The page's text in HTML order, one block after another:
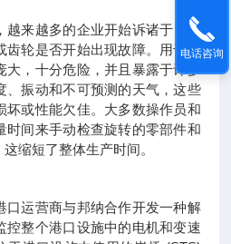
越来越多的企业开始诉诸于自动
齿轮是否开始出现故障。用于移
大，十分危险，并且暴露于许多
、振动和不可预测的天气，这些
坏或性能欠佳。大多数操作员和
时间来手动检查旋转的零部件和
缩短了整体生产时间。
口运营商与邦纳合作开发一种解
控整个港口设施中的电机和变速
电话咨询